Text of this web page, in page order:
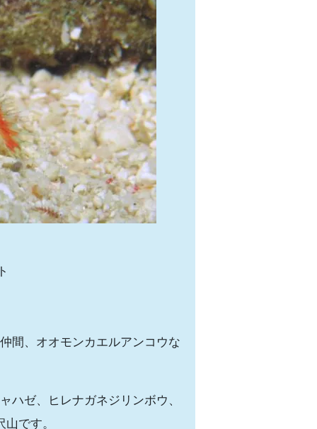
間、オオモンカエルアンコウな
ゼ、ヒレナガネジリンボウ、
です。